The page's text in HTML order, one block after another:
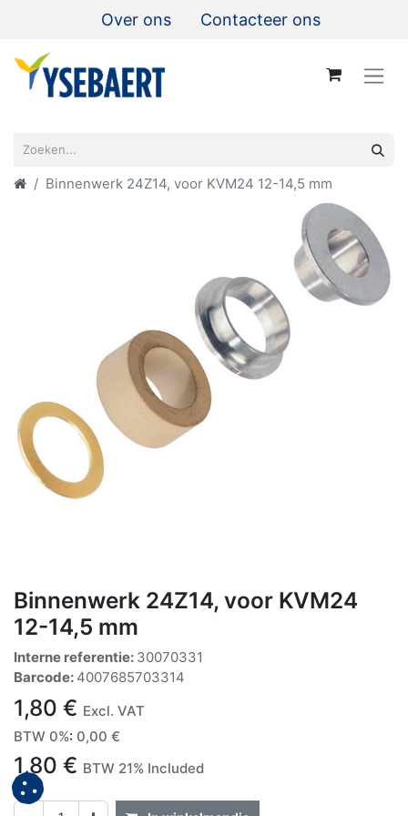
Over ons Contacteer ons
Binnenwerk 24Z14, voor KVM24 12-14,5 mm
Binnenwerk 24Z14, voor KVM24
12-14,5 mm
Interne referentie: 30070331
Barcode: 4007685703314
1,80 € Excl. VAT
BTW 0%: 0,00 €
1,80 € BTW 21% Included